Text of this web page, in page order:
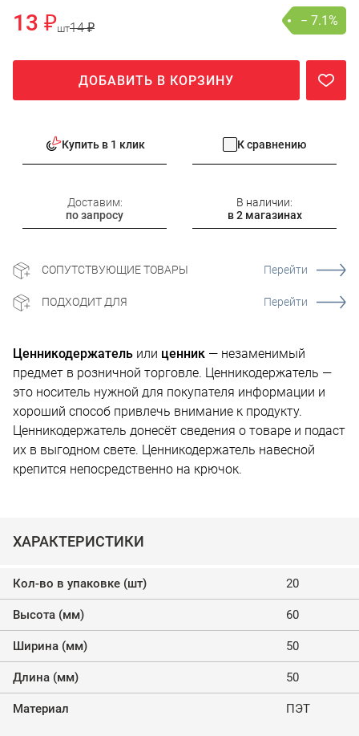
13 ₽шт14 ₽ − 7.1%
ДОБАВИТЬ В КОРЗИНУ
Купить в 1 клик К сравнению
Доставим:
по запросу
В наличии:
в 2 магазинах
СОПУТСТВУЮЩИЕ ТОВАРЫ Перейти
ПОДХОДИТ ДЛЯ Перейти
Ценникодержатель или ценник — незаменимый
предмет в розничной торговле. Ценникодержатель —
это носитель нужной для покупателя информации и
хороший способ привлечь внимание к продукту.
Ценникодержатель донесёт сведения о товаре и подаст
их в выгодном свете. Ценникодержатель навесной
крепится непосредственно на крючок.
ХАРАКТЕРИСТИКИ
Кол-во в упаковке (шт) 20
Высота (мм) 60
Ширина (мм) 50
Длина (мм) 50
Материал ПЭТ